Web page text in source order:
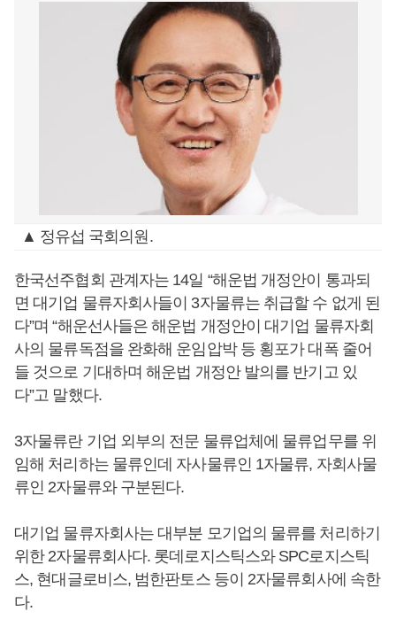
▲ 정유섭 국회의원.
한국선주협회 관계자는 14일 “해운법 개정안이 통과되
면 대기업 물류자회사들이 3자물류는 취급할 수 없게 된
다”며 “해운선사들은 해운법 개정안이 대기업 물류자회
사의 물류독점을 완화해 운임압박 등 횡포가 대폭 줄어
들 것으로 기대하며 해운법 개정안 발의를 반기고 있
다”고 말했다.
3자물류란 기업 외부의 전문 물류업체에 물류업무를 위
임해 처리하는 물류인데 자사물류인 1자물류, 자회사물
류인 2자물류와 구분된다.
대기업 물류자회사는 대부분 모기업의 물류를 처리하기
위한 2자물류회사다. 롯데로지스틱스와 SPC로지스틱
스, 현대글로비스, 범한판토스 등이 2자물류회사에 속한
다.